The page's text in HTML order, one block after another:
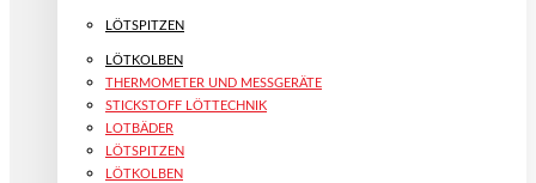
LÖTSPITZEN
LÖTKOLBEN
THERMOMETER UND MESSGERÄTE
STICKSTOFF LÖTTECHNIK
LOTBÄDER
LÖTSPITZEN
LÖTKOLBEN